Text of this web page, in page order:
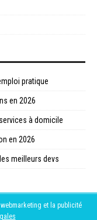
pratique
en 2026
à domicile
en 2026
meilleurs devs
et la publicité